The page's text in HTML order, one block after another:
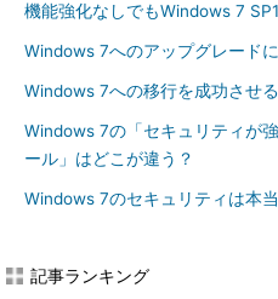
機能強化なしでもWindows 7
Windows 7へのアップグレード
Windows 7への移行を成功させ
Windows 7の「セキュリティが
ール」はどこが違う？
Windows 7のセキュリティは本
記事ランキング